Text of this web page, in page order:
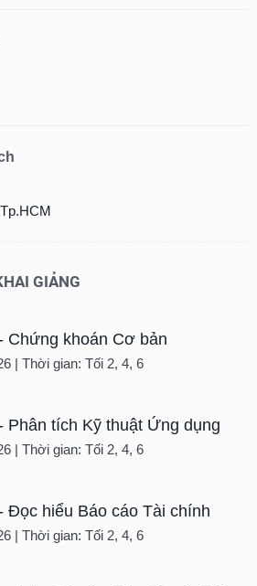
GIẢNG
Chứng khoán Cơ bản
| Thời gian: Tối 2, 4, 6
Phân tích Kỹ thuật Ứng dụng
| Thời gian: Tối 2, 4, 6
Đọc hiểu Báo cáo Tài chính
| Thời gian: Tối 2, 4, 6